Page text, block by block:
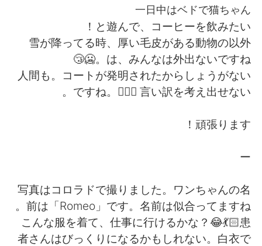
简体中文
Español
Deutsch
Türkçe Tiếng Việt
Português
一日中はベドで猫ちゃん
と遊んで、コーヒーを飲みたい！
雪が降ってる時、厚い毛皮がある動物の以外
は、みんなは外出ないですね。🥶😴
人間も。コートが発明されたからしょうがない
ですね。🤷🏻‍♀️ 言い訳を考え出せない。
頑張ります！
ー
写真はコロラドで撮りました。ワンちゃんの名
前は「Romeo」です。名前は似合ってますね。
こんな服を着て、仕事に行けるかな？😂💃🏻患
者さんはびっくりになるかもしれない。白衣で